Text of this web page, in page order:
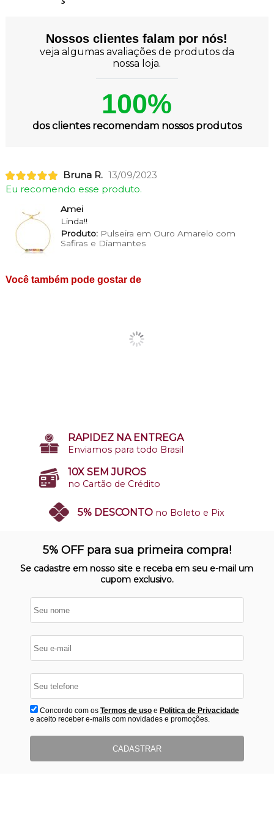
Nossos clientes falam por nós!
veja algumas avaliações de produtos da
nossa loja.
100%
dos clientes recomendam nossos produtos
Bruna R. 13/09/2023
Eu recomendo esse produto.
Amei
Linda!!
Produto:Pulseira em Ouro Amarelo com
Safiras e Diamantes
Você também pode gostar de
RAPIDEZ NA ENTREGA
Enviamos para todo Brasil
10X SEM JUROS
no Cartão de Crédito
5% DESCONTO no Boleto e Pix
Nosso site opera em ambiente
protegido
5% OFF para sua primeira compra!
Se cadastre em nosso site e receba em seu e-mail um
cupom exclusivo.
Concordo com os Termos de usoe Politica de Privacidade
e aceito receber e-mails com novidades e promoções.
CADASTRAR